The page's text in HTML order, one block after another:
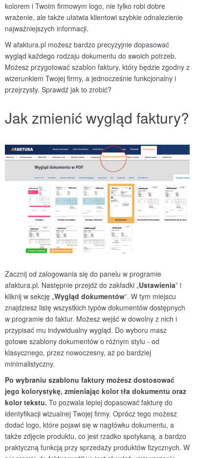
kolorem i Twoim firmowym logo, nie tylko robi dobre
wrażenie, ale także ułatwia klientowi szybkie odnalezienie
najważniejszych informacji.
W afaktura.pl możesz bardzo precyzyjnie dopasować
wygląd każdego rodzaju dokumentu do swoich potrzeb.
Możesz przygotować szablon faktury, który będzie zgodny z
wizerunkiem Twojej firmy, a jednocześnie funkcjonalny i
przejrzysty. Sprawdź jak to zrobić?
Jak zmienić wygląd faktury?
Zacznij od zalogowania się do panelu w programie
afaktura.pl. Następnie przejdź do zakładki „Ustawienia” i
kliknij w sekcję „Wygląd dokumentów”. W tym miejscu
znajdziesz listę wszystkich typów dokumentów dostępnych
w programie do faktur. Możesz wejść w dowolny z nich i
przypisać mu indywidualny wygląd. Do wyboru masz
gotowe szablony dokumentów o różnym stylu - od
klasycznego, przez nowoczesny, aż po bardziej
minimalistyczny.
Po wybraniu szablonu faktury możesz dostosować
jego kolorystykę, zmieniając kolor tła dokumentu oraz
kolor tekstu. To pozwala lepiej dopasować fakturę do
identyfikacji wizualnej Twojej firmy. Oprócz tego możesz
dodać logo, które pojawi się w nagłówku dokumentu, a
także zdjęcie produktu, co jest rzadko spotykaną, a bardzo
praktyczną funkcją przy sprzedaży produktów fizycznych. W